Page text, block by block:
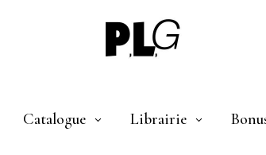
Catalogue Librairie